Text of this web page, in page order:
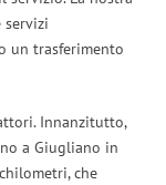
servizi
un trasferimento
Innanzitutto,
a Giugliano in
che